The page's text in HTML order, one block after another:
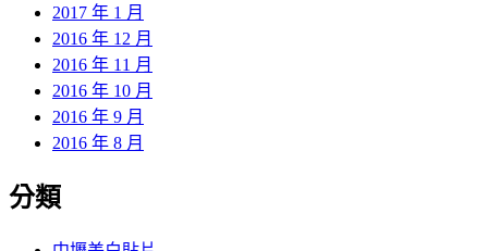
2017 年 1 月
2016 年 12 月
2016 年 11 月
2016 年 10 月
2016 年 9 月
2016 年 8 月
分類